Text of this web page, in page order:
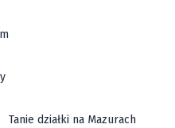
Tanie działki na Mazurach